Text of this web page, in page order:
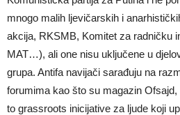
mnogo malih ljevičarskih i
akcija, RKSMB, Komitet za radničku
MAT…), ali one nisu uključene u
grupa. Antifa navijači sarađuju na
forumima kao što su magazin
to grassroots inicijative za ljude koji